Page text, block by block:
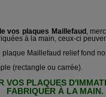
vos plaques Maillefaud ,
à la main, ceux-ci
Maillefaud relief fond
(rectangle ou carrée).
VOS PLAQUES
FABRIQUER À LA